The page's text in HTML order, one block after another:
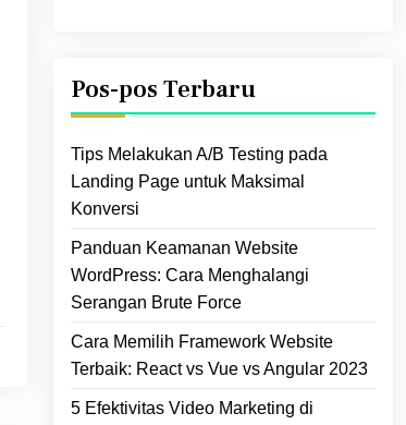
Pos-pos Terbaru
Tips Melakukan A/B Testing pada
Landing Page untuk Maksimal
Konversi
Panduan Keamanan Website
WordPress: Cara Menghalangi
Serangan Brute Force
Cara Memilih Framework Website
Terbaik: React vs Vue vs Angular 2023
5 Efektivitas Video Marketing di